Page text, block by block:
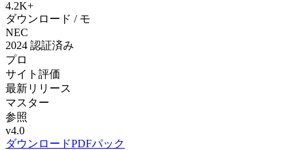
4.2K+
ダウンロード / モ
NEC
2024 認証済み
プロ
サイト評価
最新リリース
マスター
参照
v4.0
ダウンロードPDFパック